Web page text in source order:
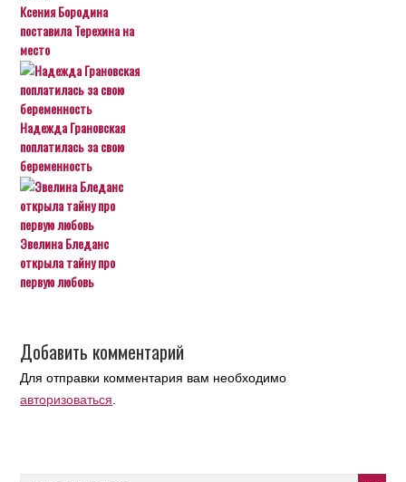
Ксения Бородина
поставила Терехина на
место
Надежда Грановская
поплатилась за свою
беременность
Эвелина Бледанс
открыла тайну про
первую любовь
Добавить комментарий
Для отправки комментария вам необходимо
авторизоваться